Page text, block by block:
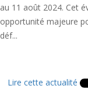
au 11 août 2024. Cet
opportunité majeure
déf...
Lire cette actualité